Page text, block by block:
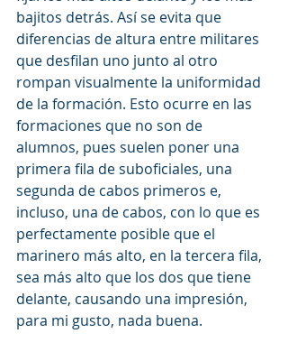
bajitos detrás. Así se evita que
diferencias de altura entre militares
que desfilan uno junto al otro
rompan visualmente la uniformidad
de la formación. Esto ocurre en las
formaciones que no son de
alumnos, pues suelen poner una
primera fila de suboficiales, una
segunda de cabos primeros e,
incluso, una de cabos, con lo que es
perfectamente posible que el
marinero más alto, en la tercera fila,
sea más alto que los dos que tiene
delante, causando una impresión,
para mi gusto, nada buena.